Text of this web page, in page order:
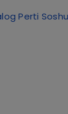
Perti